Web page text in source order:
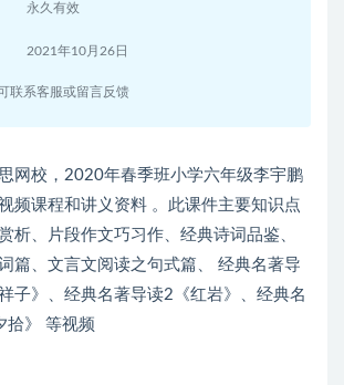
永久有效
2021年10月26日
联系客服或留言反馈
网校，2020年春季班小学六年级李宇鹏
频课程和讲义资料 。此课件主要知识点
析、片段作文巧习作、经典诗词品鉴、
篇、文言文阅读之句式篇、 经典名著导
子》、经典名著导读2《红岩》、经典名
拾》 等视频